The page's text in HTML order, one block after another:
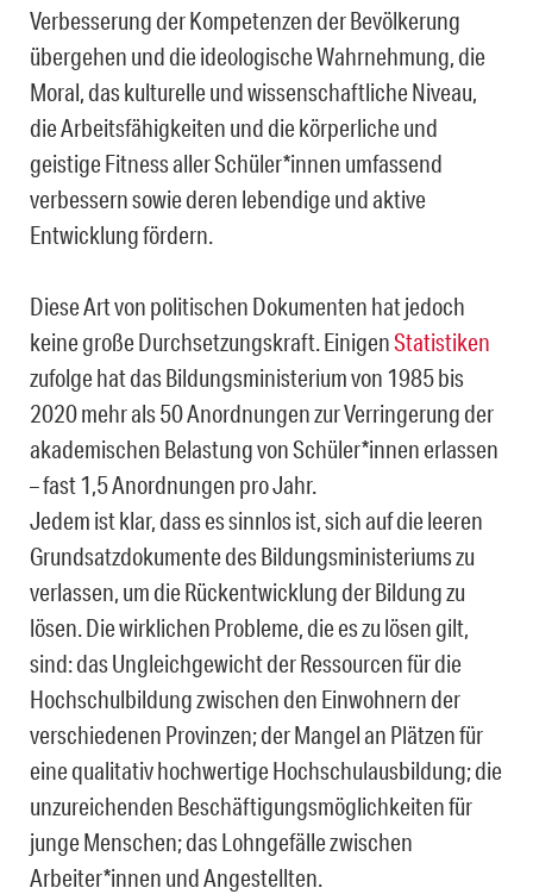
Verbesserung der Kompetenzen der Bevölkerung
übergehen und die ideologische Wahrnehmung, die
Moral, das kulturelle und wissenschaftliche Niveau,
die Arbeitsfähigkeiten und die körperliche und
geistige Fitness aller Schüler*innen umfassend
verbessern sowie deren lebendige und aktive
Entwicklung fördern.
Diese Art von politischen Dokumenten hat jedoch
keine große Durchsetzungskraft. EinigenStatistiken
zufolge hat das Bildungsministerium von 1985 bis
2020 mehr als 50 Anordnungen zur Verringerung der
akademischen Belastung von Schüler*innen erlassen
– fast 1,5 Anordnungen pro Jahr.
Jedem ist klar, dass es sinnlos ist, sich auf die leeren
Grundsatzdokumente des Bildungsministeriums zu
verlassen, um die Rückentwicklung der Bildung zu
lösen. Die wirklichen Probleme, die es zu lösen gilt,
sind: das Ungleichgewicht der Ressourcen für die
Hochschulbildung zwischen den Einwohnern der
verschiedenen Provinzen; der Mangel an Plätzen für
eine qualitativ hochwertige Hochschulausbildung; die
unzureichenden Beschäftigungsmöglichkeiten für
junge Menschen; das Lohngefälle zwischen
Arbeiter*innen und Angestellten.